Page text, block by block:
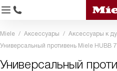
Miele Аксессуары
Аксессуары к
Универсальный противень Miele HUBB
Универсальный